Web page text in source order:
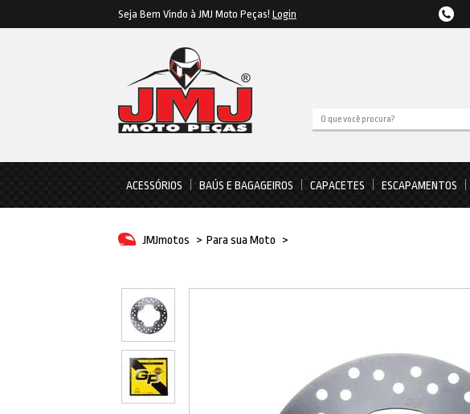
Seja Bem Vindo à JMJ Moto Peças! Login
ACESSÓRIOS BAÚS E BAGAGEIROS CAPACETES ESCAPAMENTOS
JMJmotos > Para sua Moto >